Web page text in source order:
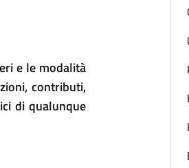
e le modalità
contributi,
di qualunque